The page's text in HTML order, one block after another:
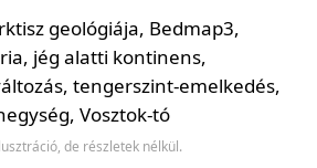
de részletek nélkül.